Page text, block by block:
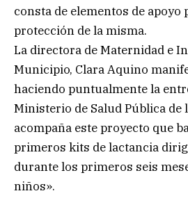
consta de elementos de
protección de la misma.
La directora de Maternidad e
Municipio, Clara Aquino
haciendo puntualmente la
Ministerio de Salud Pública de
acompaña este proyecto que
primeros kits de lactancia
durante los primeros seis
niños».